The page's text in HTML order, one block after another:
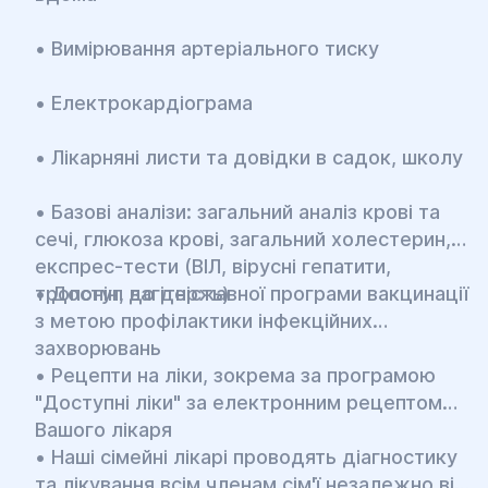
• Вимірювання артеріального тиску
• Електрокардіограма
• Лікарняні листи та довідки в садок, школу
• Базові аналізи: загальний аналіз крові та
сечі, глюкоза крові, загальний холестерин,
експрес-тести (ВІЛ, вірусні гепатити,
тропонін, вагітність)
• Доступ до державної програми вакцинації
з метою профілактики інфекційних
захворювань
• Рецепти на ліки, зокрема за програмою
"Доступні ліки" за електронним рецептом
Вашого лікаря
• Наші сімейні лікарі проводять діагностику